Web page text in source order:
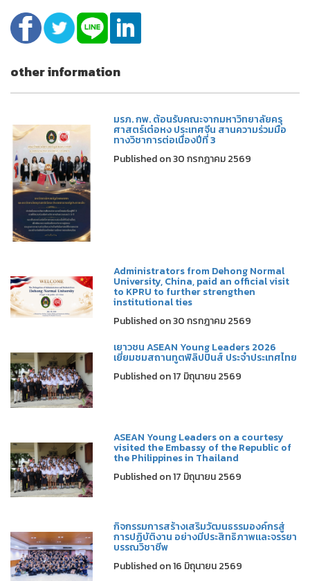
other information
มรภ. กพ. ต้อนรับคณะจากมหาวิทยาลัยครุ
ศาสตร์เต๋อหง ประเทศจีน สานความร่วมมือ
ทางวิชาการต่อเนื่องปีที่ 3
Published on 30 กรกฎาคม 2569
Administrators from Dehong Normal
University, China, paid an official visit
to KPRU to further strengthen
institutional ties
Published on 30 กรกฎาคม 2569
เยาวชน ASEAN Young Leaders 2026
เยี่ยมชมสถานทูตฟิลิปปินส์ ประจำประเทศไทย
Published on 17 มิถุนายน 2569
ASEAN Young Leaders on a courtesy
visited the Embassy of the Republic of
the Philippines in Thailand
Published on 17 มิถุนายน 2569
กิจกรรมการสร้างเสริมวัฒนธรรมองค์กรสู่
การปฏิบัติงาน อย่างมีประสิทธิภาพและจรรยา
บรรณวิชาชีพ
Published on 16 มิถุนายน 2569